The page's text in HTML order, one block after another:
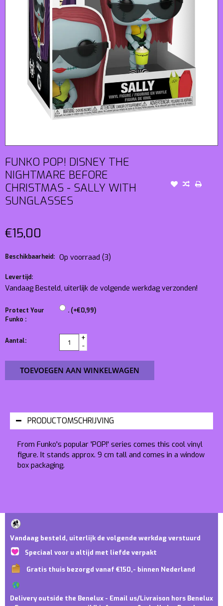
FUNKO POP! DISNEY THE
NIGHTMARE BEFORE
CHRISTMAS - SALLY WITH
SUNGLASSES
€15,00
Beschikbaarheid: Op voorraad (3)
Levertijd:
Vandaag Besteld, uiterlijk de volgende werkdag verzonden!
Protect Your
Funko :
. (+€0,99)
Aantal:
+
-
TOEVOEGEN AAN WINKELWAGEN
PRODUCTOMSCHRIJVING
From Funko's popular 'POP!' series comes this cool vinyl
figure. It stands approx. 9 cm tall and comes in a window
box packaging.
Vandaag besteld, uiterlijk de volgende werkdag verstuurd
Speciaal voor u altijd met liefde verpakt
Gratis thuis bezorgd vanaf €150,- binnen Nederland
Delivery outside the Benelux - Email us/Livraison hors Benelux